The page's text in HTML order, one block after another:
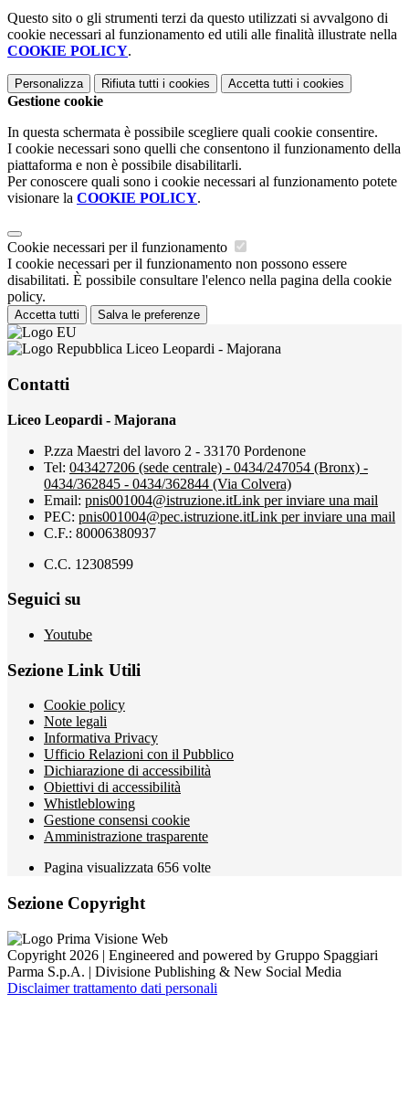
Questo sito o gli strumenti terzi da questo utilizzati si avvalgono di
cookie necessari al funzionamento ed utili alle finalità illustrate nella
COOKIE POLICY.
Personalizza Rifiuta tutti i cookies Accetta tutti i cookies
Gestione cookie
In questa schermata è possibile scegliere quali cookie consentire.
I cookie necessari sono quelli che consentono il funzionamento della
piattaforma e non è possibile disabilitarli.
Per conoscere quali sono i cookie necessari al funzionamento potete
visionare la COOKIE POLICY.
Cookie necessari per il funzionamento
I cookie necessari per il funzionamento non possono essere
disabilitati. È possibile consultare l'elenco nella pagina della cookie
policy.
Accetta tutti Salva le preferenze
Liceo Leopardi - Majorana
Contatti
Liceo Leopardi - Majorana
P.zza Maestri del lavoro 2 - 33170 Pordenone
Tel: 043427206 (sede centrale) - 0434/247054 (Bronx) -
0434/362845 - 0434/362844 (Via Colvera)
Email: pnis001004@istruzione.itLink per inviare una mail
PEC: pnis001004@pec.istruzione.itLink per inviare una mail
C.F.: 80006380937
C.C. 12308599
Seguici su
Youtube
Sezione Link Utili
Cookie policy
Note legali
Informativa Privacy
Ufficio Relazioni con il Pubblico
Dichiarazione di accessibilità
Obiettivi di accessibilità
Whistleblowing
Gestione consensi cookie
Amministrazione trasparente
Pagina visualizzata 656 volte
Sezione Copyright
Copyright 2026 | Engineered and powered by Gruppo Spaggiari
Parma S.p.A. | Divisione Publishing & New Social Media
Disclaimer trattamento dati personali